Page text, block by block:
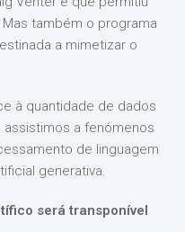
também o programa
a mimetizar o
à quantidade de dados
a fenómenos
de linguagem
generativa.
será transponível